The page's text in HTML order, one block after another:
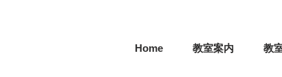
Home 教室案内 教